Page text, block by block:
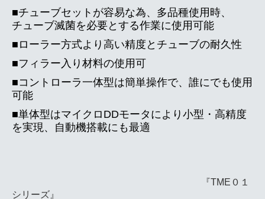
■チューブセットが容易な為、多品種使用時、
チューブ滅菌を必要とする作業に使用可能
■ローラー方式より高い精度とチューブの耐久性
■フィラー入り材料の使用可
■コントローラ一体型は簡単操作で、誰にでも使用
可能
■単体型はマイクロDDモータにより小型・高精度
を実現、自動機搭載にも最適
『TME０１
シリーズ』